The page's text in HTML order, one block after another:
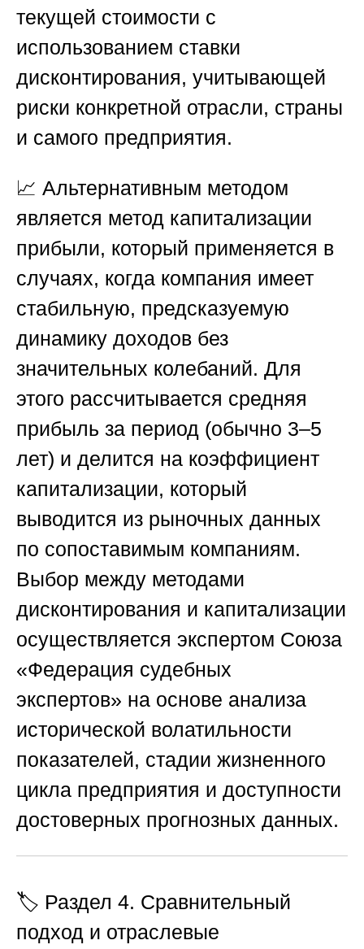
текущей стоимости с
использованием ставки
дисконтирования, учитывающей
риски конкретной отрасли, страны
и самого предприятия.
📈 Альтернативным методом
является метод капитализации
прибыли, который применяется в
случаях, когда компания имеет
стабильную, предсказуемую
динамику доходов без
значительных колебаний. Для
этого рассчитывается средняя
прибыль за период (обычно 3–5
лет) и делится на коэффициент
капитализации, который
выводится из рыночных данных
по сопоставимым компаниям.
Выбор между методами
дисконтирования и капитализации
осуществляется экспертом Союза
«Федерация судебных
экспертов» на основе анализа
исторической волатильности
показателей, стадии жизненного
цикла предприятия и доступности
достоверных прогнозных данных.
🏷️ Раздел 4. Сравнительный
подход и отраслевые